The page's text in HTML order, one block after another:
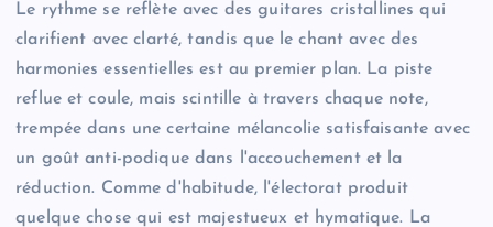
Le rythme se reflète avec des guitares cristallines qui
clarifient avec clarté, tandis que le chant avec des
harmonies essentielles est au premier plan. La piste
reflue et coule, mais scintille à travers chaque note,
trempée dans une certaine mélancolie satisfaisante avec
un goût anti-podique dans l'accouchement et la
réduction. Comme d'habitude, l'électorat produit
quelque chose qui est majestueux et hymatique. La